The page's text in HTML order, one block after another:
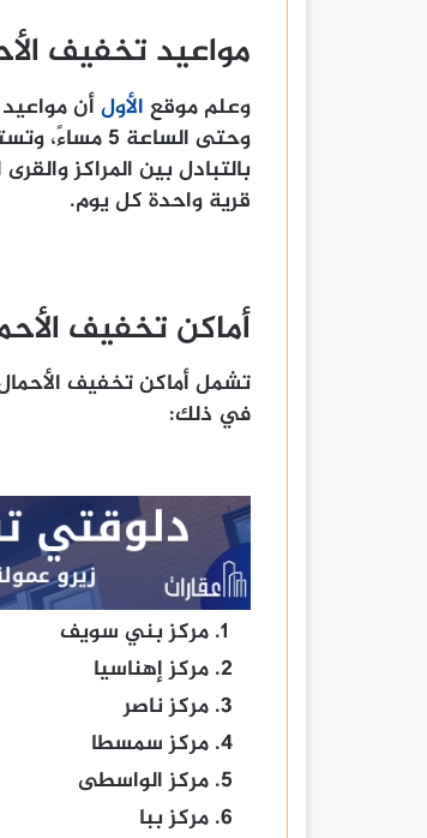
مواعيد تخفيف
وعلم موقع الأول
وحتى الساعة
بالتبادل بين المراكز
قرية واحدة كل يوم.
أماكن تخفيف
تشمل أماكن تخفيف
في ذلك:
مركز بني سويف
مركز إهناسيا
مركز ناصر
مركز سمسطا
مركز الواسطى
مركز ببا